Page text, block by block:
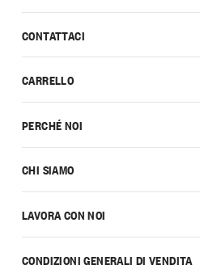
CONTATTACI
CARRELLO
PERCHÉ NOI
CHI SIAMO
LAVORA CON NOI
CONDIZIONI GENERALI DI VENDITA